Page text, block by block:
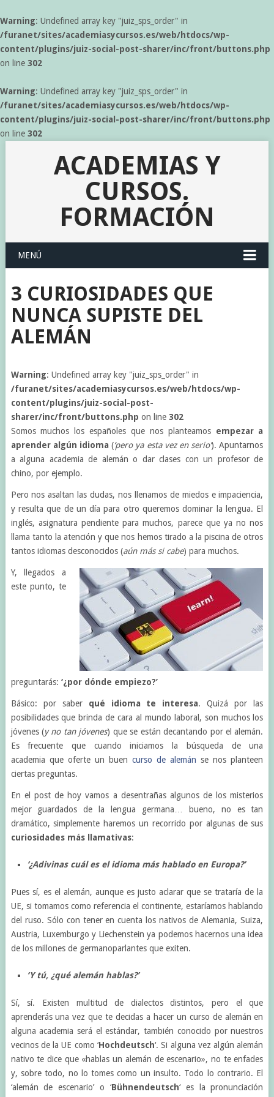
Warning: Undefined array key "juiz_sps_order" in
/furanet/sites/academiasycursos.es/web/htdocs/wp-
content/plugins/juiz-social-post-sharer/inc/front/buttons.php
on line 302
Warning: Undefined array key "juiz_sps_order" in
/furanet/sites/academiasycursos.es/web/htdocs/wp-
content/plugins/juiz-social-post-sharer/inc/front/buttons.php
on line 302
ACADEMIAS Y
CURSOS.
FORMACIÓN
MENÚ
3 CURIOSIDADES QUE
NUNCA SUPISTE DEL
ALEMÁN
Warning: Undefined array key "juiz_sps_order" in
/furanet/sites/academiasycursos.es/web/htdocs/wp-
content/plugins/juiz-social-post-
sharer/inc/front/buttons.php on line 302
Somos muchos los españoles que nos planteamos empezar a
aprender algún idioma (‘pero ya esta vez en serio’). Apuntarnos
a alguna academia de alemán o dar clases con un profesor de
chino, por ejemplo.
Pero nos asaltan las dudas, nos llenamos de miedos e impaciencia,
y resulta que de un día para otro queremos dominar la lengua. El
inglés, asignatura pendiente para muchos, parece que ya no nos
llama tanto la atención y que nos hemos tirado a la piscina de otros
tantos idiomas desconocidos (aún más si cabe) para muchos.
Y, llegados a
este punto, te
preguntarás: ‘¿por dónde empiezo?’
Básico: por saber qué idioma te interesa. Quizá por las
posibilidades que brinda de cara al mundo laboral, son muchos los
jóvenes (y no tan jóvenes) que se están decantando por el alemán.
Es frecuente que cuando iniciamos la búsqueda de una
academia que oferte un buen curso de alemán se nos planteen
ciertas preguntas.
En el post de hoy vamos a desentrañas algunos de los misterios
mejor guardados de la lengua germana… bueno, no es tan
dramático, simplemente haremos un recorrido por algunas de sus
curiosidades más llamativas:
‘¿Adivinas cuál es el idioma más hablado en Europa?’
Pues sí, es el alemán, aunque es justo aclarar que se trataría de la
UE, si tomamos como referencia el continente, estaríamos hablando
del ruso. Sólo con tener en cuenta los nativos de Alemania, Suiza,
Austria, Luxemburgo y Liechenstein ya podemos hacernos una idea
de los millones de germanoparlantes que exiten.
‘Y tú, ¿qué alemán hablas?’
Sí, sí. Existen multitud de dialectos distintos, pero el que
aprenderás una vez que te decidas a hacer un curso de alemán en
alguna academia será el estándar, también conocido por nuestros
vecinos de la UE como ‘Hochdeutsch‘. Si alguna vez algún alemán
nativo te dice que «hablas un alemán de escenario», no te enfades
y, sobre todo, no lo tomes como un insulto. Todo lo contrario. El
‘alemán de escenario’ o ‘Bühnendeutsch‘ es la pronunciación